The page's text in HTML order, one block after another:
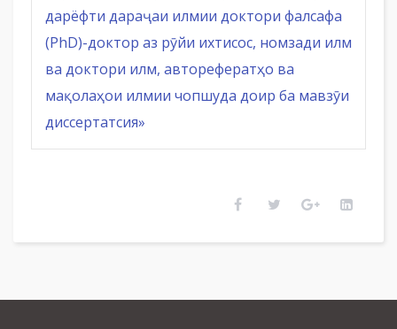
дарёфти дараҷаи илмии доктори фалсафа
(PhD)-доктор аз рӯйи ихтисос, номзади илм
ва доктори илм, авторефератҳо ва
мақолаҳои илмии чопшуда доир ба мавзӯи
диссертатсия»